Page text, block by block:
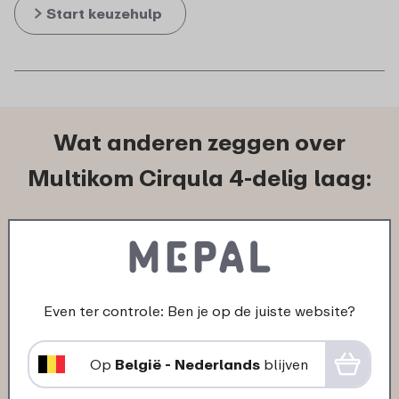
Start keuzehulp
Wat anderen zeggen over
Multikom Cirqula 4-delig laag:
28-10-2025
Kleur: Nordic sage
"Goed verpakt! Snelle levering en een
★ ★ ★ ★
★ ★ ★ ★
Even ter controle: Ben je op de juiste website?
Op België - Nederlands blijven